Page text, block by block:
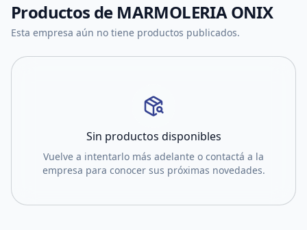
Productos de MARMOLERIA ONIX
Esta empresa aún no tiene productos publicados.
Sin productos disponibles
Vuelve a intentarlo más adelante o contactá a la
empresa para conocer sus próximas novedades.